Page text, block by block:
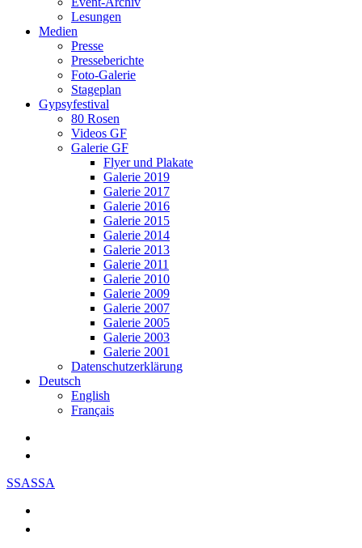
Lesungen
Medien
Presse
Presseberichte
Foto-Galerie
Stageplan
Gypsyfestival
80 Rosen
Videos GF
Galerie GF
Flyer und Plakate
Galerie 2019
Galerie 2017
Galerie 2016
Galerie 2015
Galerie 2014
Galerie 2013
Galerie 2011
Galerie 2010
Galerie 2009
Galerie 2007
Galerie 2005
Galerie 2003
Galerie 2001
Datenschutzerklärung
Deutsch
English
Français
SSASSA